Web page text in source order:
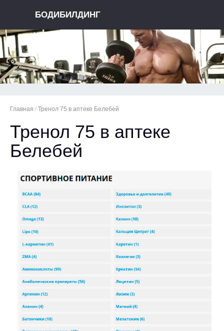
БОДИБИЛДИНГ
Главная / Тренол 75 в аптеке Белебей
Тренол 75 в аптеке
Белебей